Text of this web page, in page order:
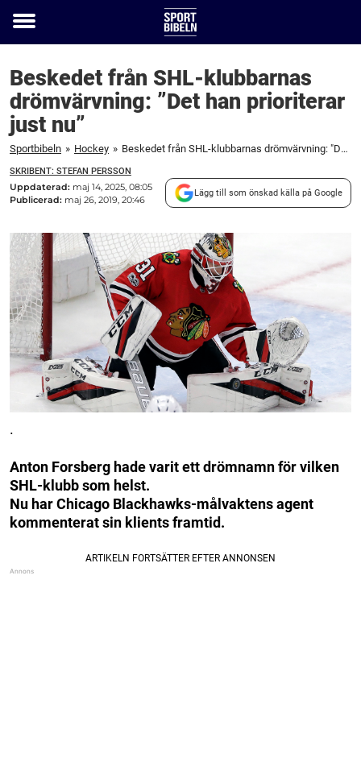
Toggle
Beskedet från SHL-klubbarnas
drömvärvning: ”Det han prioriterar
just nu”
Sportbibeln » Hockey » Beskedet från SHL-klubbarnas drömvärvning: "Det han prioriterar just nu"
SKRIBENT: STEFAN PERSSON
Uppdaterad: maj 14, 2025, 08:05
Publicerad: maj 26, 2019, 20:46
Lägg till som önskad källa på Google
.
Anton Forsberg hade varit ett drömnamn för vilken
SHL-klubb som helst.
Nu har Chicago Blackhawks-målvaktens agent
kommenterat sin klients framtid.